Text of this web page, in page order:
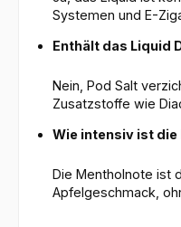
Systemen und E-
Enthält das Liquid
Nein, Pod Salt
Zusatzstoffe wie
Wie intensiv ist die
Die Mentholnote ist
Apfelgeschmack,